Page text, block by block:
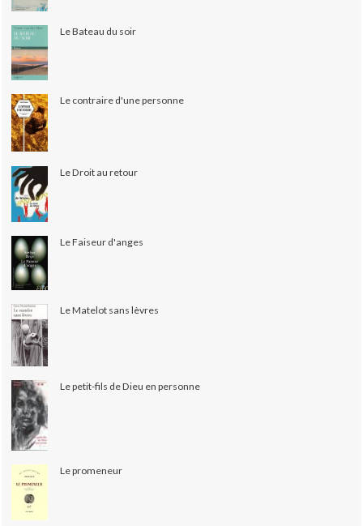
Le Bateau du soir
Le contraire d'une personne
Le Droit au retour
Le Faiseur d'anges
Le Matelot sans lèvres
Le petit-fils de Dieu en personne
Le promeneur